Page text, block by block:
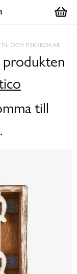
OCH FISKKROKAR
till